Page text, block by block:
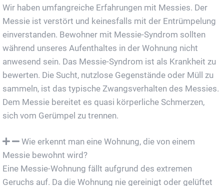
Wir haben umfangreiche Erfahrungen mit Messies. Der
Messie ist verstört und keinesfalls mit der Entrümpelung
einverstanden. Bewohner mit Messie-Syndrom sollten
während unseres Aufenthaltes in der Wohnung nicht
anwesend sein. Das Messie-Syndrom ist als Krankheit zu
bewerten. Die Sucht, nutzlose Gegenstände oder Müll zu
sammeln, ist das typische Zwangsverhalten des Messies.
Dem Messie bereitet es quasi körperliche Schmerzen,
sich vom Gerümpel zu trennen.
Wie erkennt man eine Wohnung, die von einem
Messie bewohnt wird?
Eine Messie-Wohnung fällt aufgrund des extremen
Geruchs auf. Da die Wohnung nie gereinigt oder gelüftet